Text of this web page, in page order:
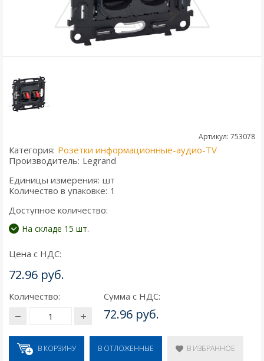
Артикул: 753078
Категория: Розетки информационные-аудио-TV
Производитель: Legrand
Единицы измерения: шт
Количество в упаковке: 1
Доступное количество:
На складе 15 шт.
Цена с НДС:
72.96 руб.
Количество: Сумма с НДС:
72.96 руб.
В КОРЗИНУ В ОТЛОЖЕННЫЕ В ИЗБРАННОЕ